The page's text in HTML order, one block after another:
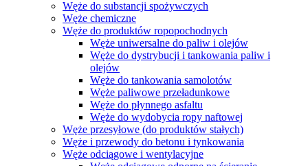
Węże do substancji spożywczych
Węże chemiczne
Węże do produktów ropopochodnych
Węże uniwersalne do paliw i olejów
Węże do dystrybucji i tankowania paliw i
olejów
Węże do tankowania samolotów
Węże paliwowe przeładunkowe
Węże do płynnego asfaltu
Węże do wydobycia ropy naftowej
Węże przesyłowe (do produktów stałych)
Węże i przewody do betonu i tynkowania
Węże odciągowe i wentylacyjne